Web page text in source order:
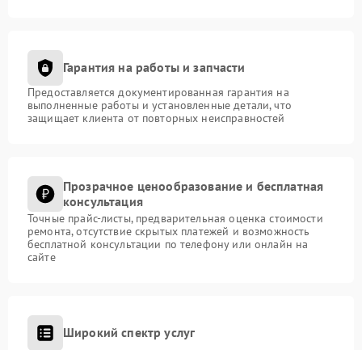
Гарантия на работы и запчасти
Предоставляется документированная гарантия на
выполненные работы и установленные детали, что
защищает клиента от повторных неисправностей
Прозрачное ценообразование и бесплатная
консультация
Точные прайс-листы, предварительная оценка стоимости
ремонта, отсутствие скрытых платежей и возможность
бесплатной консультации по телефону или онлайн на
сайте
Широкий спектр услуг